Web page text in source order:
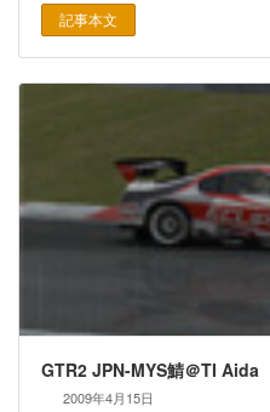
記事本文
GTR2 JPN-MYS鯖＠TI Aida
2009年4月15日